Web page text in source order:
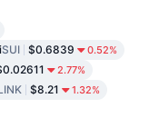
SUI $0.6839 0.52%
2.77%
$8.21 1.32%